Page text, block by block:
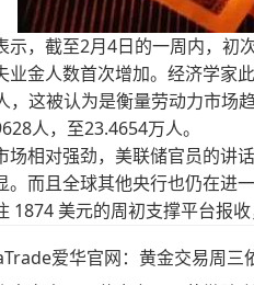
示，截至2月4日的一周内，初
业金人数首次增加。经济学家
，这被认为是衡量劳动力市场
人，至23.4654万人。
场相对强劲，美联储官员的讲
。而且全球其他央行也仍在进
1874 美元的周初支撑平台报
爱华官网：黄金交易周三